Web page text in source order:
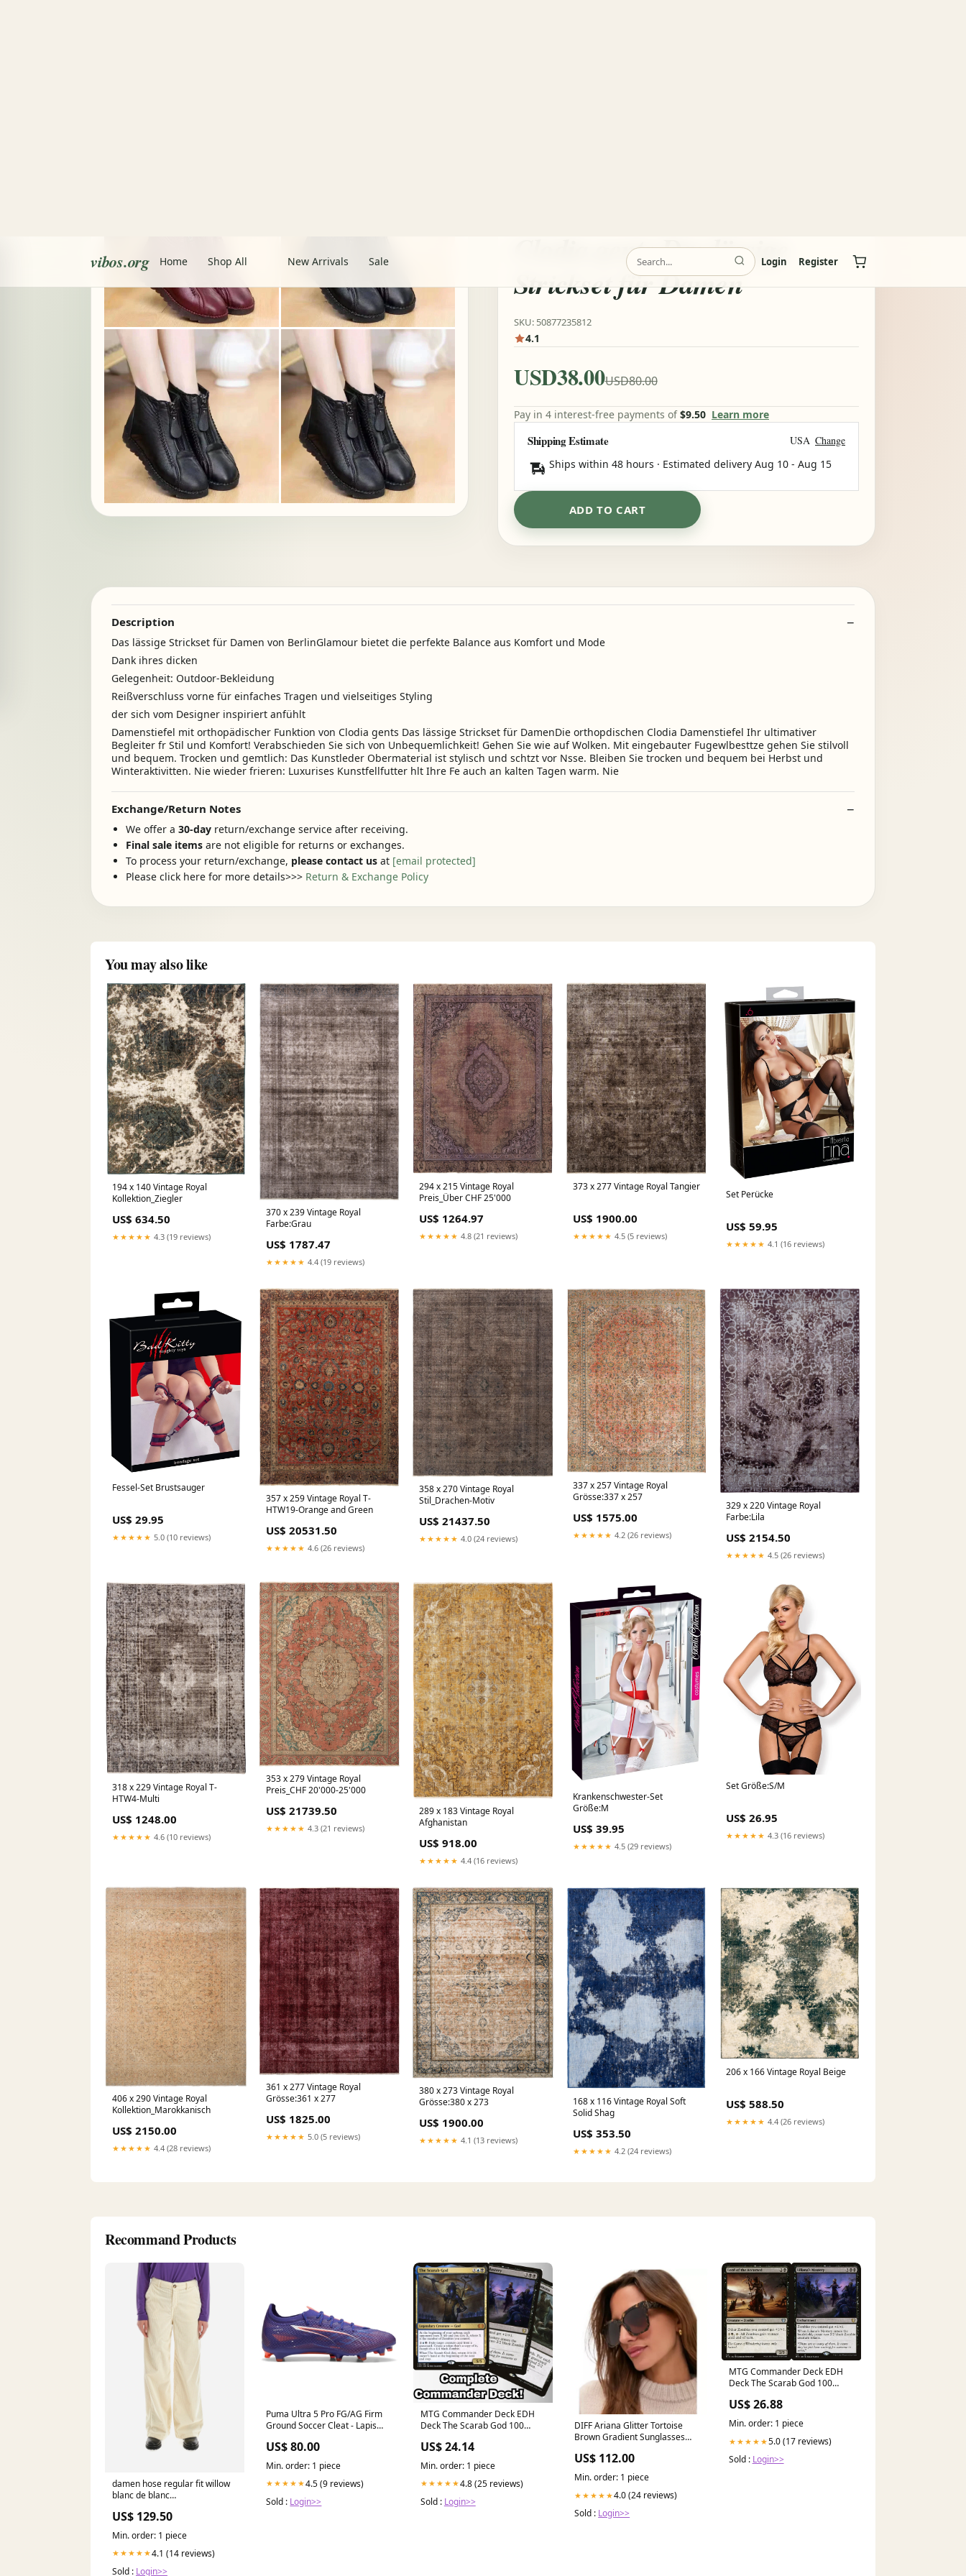
Clodia gents Das lässige
Strickset für Damen
SKU: 50877235812
4.1
USD38.00USD80.00
Pay in 4 interest-free payments of$9.50 Learn more
Shipping Estimate USA Change
Ships within 48 hours · Estimated delivery Aug 10 - Aug 15
ADD TO CART
Description
Das lässige Strickset für Damen von BerlinGlamour bietet die perfekte Balance aus Komfort und Mode
Dank ihres dicken
Gelegenheit: Outdoor-Bekleidung
Reißverschluss vorne für einfaches Tragen und vielseitiges Styling
der sich vom Designer inspiriert anfühlt
Damenstiefel mit orthopädischer Funktion von Clodia gents Das lässige Strickset für DamenDie orthopdischen Clodia Damenstiefel Ihr ultimativer
Begleiter fr Stil und Komfort! Verabschieden Sie sich von Unbequemlichkeit! Gehen Sie wie auf Wolken. Mit eingebauter Fugewlbesttze gehen Sie stilvoll
und bequem. Trocken und gemtlich: Das Kunstleder Obermaterial ist stylisch und schtzt vor Nsse. Bleiben Sie trocken und bequem bei Herbst und
Winteraktivitten. Nie wieder frieren: Luxurises Kunstfellfutter hlt Ihre Fe auch an kalten Tagen warm. Nie
Exchange/Return Notes
We offer a 30-day return/exchange service after receiving.
Final sale items are not eligible for returns or exchanges.
To process your return/exchange, please contact us at [email protected]
Please click here for more details>>> Return & Exchange Policy
You may also like
194 x 140 Vintage Royal
Kollektion_Ziegler
US$ 634.50
★★★★★ 4.3 (19 reviews)
370 x 239 Vintage Royal
Farbe:Grau
US$ 1787.47
★★★★★ 4.4 (19 reviews)
294 x 215 Vintage Royal
Preis_Über CHF 25'000
US$ 1264.97
★★★★★ 4.8 (21 reviews)
373 x 277 Vintage Royal Tangier
US$ 1900.00
★★★★★ 4.5 (5 reviews)
Set Perücke
US$ 59.95
★★★★★ 4.1 (16 reviews)
Fessel-Set Brustsauger
US$ 29.95
★★★★★ 5.0 (10 reviews)
357 x 259 Vintage Royal T-
HTW19-Orange and Green
US$ 20531.50
★★★★★ 4.6 (26 reviews)
358 x 270 Vintage Royal
Stil_Drachen-Motiv
US$ 21437.50
★★★★★ 4.0 (24 reviews)
337 x 257 Vintage Royal
Grösse:337 x 257
US$ 1575.00
★★★★★ 4.2 (26 reviews)
329 x 220 Vintage Royal
Farbe:Lila
US$ 2154.50
★★★★★ 4.5 (26 reviews)
318 x 229 Vintage Royal T-
HTW4-Multi
US$ 1248.00
★★★★★ 4.6 (10 reviews)
353 x 279 Vintage Royal
Preis_CHF 20'000-25'000
US$ 21739.50
★★★★★ 4.3 (21 reviews)
289 x 183 Vintage Royal
Afghanistan
US$ 918.00
★★★★★ 4.4 (16 reviews)
Krankenschwester-Set
Größe:M
US$ 39.95
★★★★★ 4.5 (29 reviews)
Set Größe:S/M
US$ 26.95
★★★★★ 4.3 (16 reviews)
406 x 290 Vintage Royal
Kollektion_Marokkanisch
US$ 2150.00
★★★★★ 4.4 (28 reviews)
361 x 277 Vintage Royal
Grösse:361 x 277
US$ 1825.00
★★★★★ 5.0 (5 reviews)
380 x 273 Vintage Royal
Grösse:380 x 273
US$ 1900.00
★★★★★ 4.1 (13 reviews)
168 x 116 Vintage Royal Soft
Solid Shag
US$ 353.50
★★★★★ 4.2 (24 reviews)
206 x 166 Vintage Royal Beige
US$ 588.50
★★★★★ 4.4 (26 reviews)
Recommand Products
damen hose regular fit willow
blanc de blanc
Pepper
US$ 129.50
Min. order: 1 piece
★★★★★4.1 (14 reviews)
Sold : Login>>
Puma Ultra 5 Pro FG/AG Firm
Ground Soccer Cleat - Lapis
Glow SECTION G2
US$ 80.00
Min. order: 1 piece
★★★★★4.5 (9 reviews)
Sold : Login>>
MTG Commander Deck EDH
Deck The Scarab God 100
Zombies Zombie Deck
US$ 24.14
Min. order: 1 piece
★★★★★4.8 (25 reviews)
Sold : Login>>
DIFF Ariana Glitter Tortoise
Brown Gradient Sunglasses
US$ 112.00
Min. order: 1 piece
★★★★★4.0 (24 reviews)
Sold : Login>>
MTG Commander Deck EDH
Deck The Scarab God 100
Moonveil Games
US$ 26.88
Min. order: 1 piece
★★★★★5.0 (17 reviews)
Sold : Login>>